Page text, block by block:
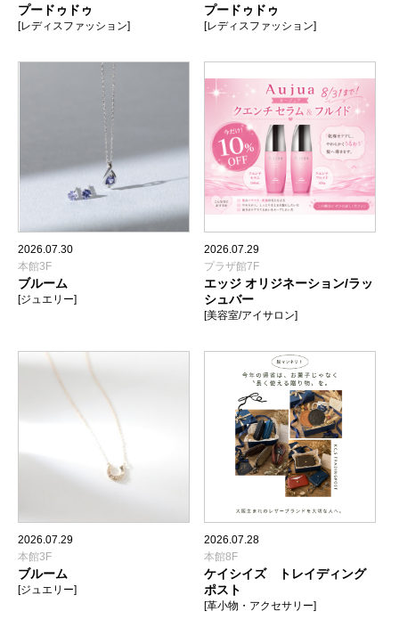
プードゥドゥ
[レディスファッション]
プードゥドゥ
[レディスファッション]
2026.07.30
本館3F
ブルーム
[ジュエリー]
2026.07.29
プラザ館7F
エッジ オリジネーション/ラッ
シュバー
[美容室/アイサロン]
2026.07.29
本館3F
ブルーム
[ジュエリー]
2026.07.28
本館8F
ケイシイズ トレイディング
ポスト
[革小物・アクセサリー]